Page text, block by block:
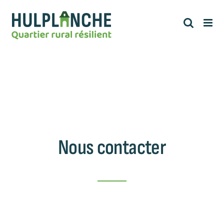
contenu
Nous contacter